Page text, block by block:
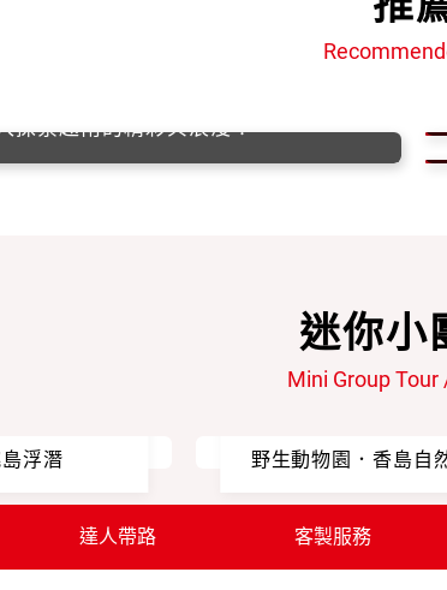
探索越南的精彩與浪漫！
迷你小
Mini Group Tour
浮潛 野生動物園．香島自
達人帶路 客製服務